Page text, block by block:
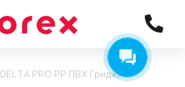
DELTA PRO PP ПВХ Гриджио